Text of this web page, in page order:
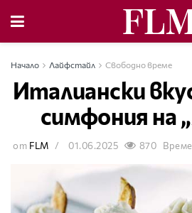
Начало Лайфстайл Свободно време
Италиански
симфония на
от FLM 01.06.2025 870